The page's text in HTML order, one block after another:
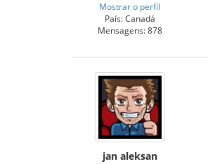
Mostrar o perfil
País: Canadá
Mensagens: 878
jan aleksan